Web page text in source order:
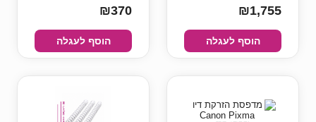
₪1,755
הוסף לעגלה
₪370
הוסף לעגלה